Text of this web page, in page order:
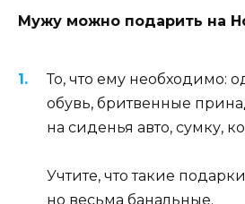
Мужу можно подарить на
То, что ему необходимо:
обувь, бритвенные
на сиденья авто, сумку,
Учтите, что такие
но весьма банальные.